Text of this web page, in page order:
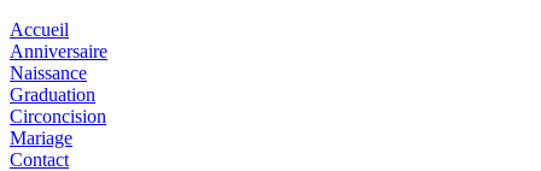
Accueil
Anniversaire
Naissance
Graduation
Circoncision
Mariage
Contact